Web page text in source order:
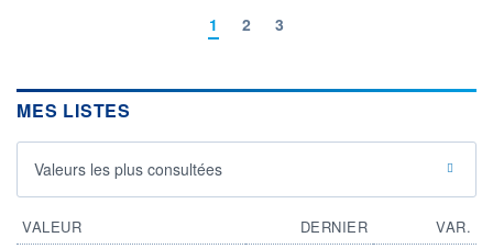
1 2 3
MES LISTES
Valeurs les plus consultées
VALEUR DERNIER
VAR.